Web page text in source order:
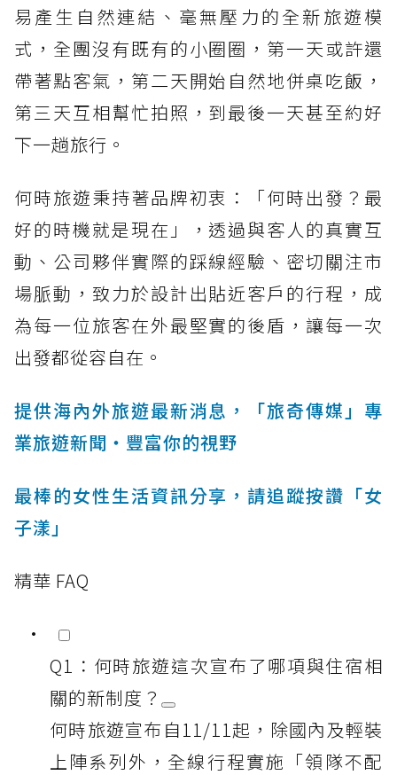
易產生自然連結、毫無壓力的全新旅遊模
式，全團沒有既有的小圈圈，第一天或許還
帶著點客氣，第二天開始自然地併桌吃飯，
第三天互相幫忙拍照，到最後一天甚至約好
下一趟旅行。
何時旅遊秉持著品牌初衷：「何時出發？最
好的時機就是現在」，透過與客人的真實互
動、公司夥伴實際的踩線經驗、密切關注市
場脈動，致力於設計出貼近客戶的行程，成
為每一位旅客在外最堅實的後盾，讓每一次
出發都從容自在。
提供海內外旅遊最新消息，「旅奇傳媒」專
業旅遊新聞‧豐富你的視野
最棒的女性生活資訊分享，請追蹤按讚「女
子漾」
精華 FAQ
Q1：何時旅遊這次宣布了哪項與住宿相
關的新制度？
何時旅遊宣布自11/11起，除國內及輕裝
上陣系列外，全線行程實施「領隊不配